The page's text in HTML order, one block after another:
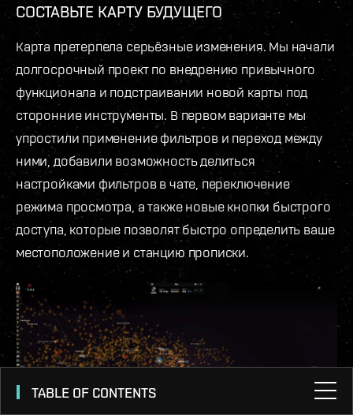
СОСТАВЬТЕ КАРТУ БУДУЩЕГО
Карта претерпела серьёзные изменения. Мы начали
долгосрочный проект по внедрению привычного
функционала и подстраивании новой карты под
сторонние инструменты. В первом варианте мы
упростили применение фильтров и переход между
ними, добавили возможность делиться
настройками фильтров в чате, переключение
режима просмотра, а также новые кнопки быстрого
доступа, которые позволят быстро определить ваше
местоположение и станцию прописки.
TABLE OF CONTENTS